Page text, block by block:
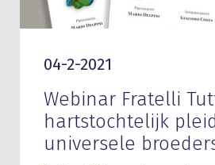
04-2-2021
Webinar Fratelli
hartstochtelijk
universele